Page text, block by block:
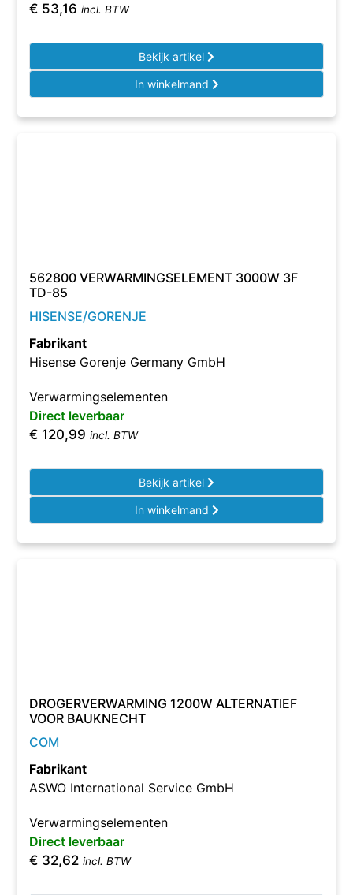
€ 53,16 incl. BTW
Bekijk artikel
In winkelmand
562800 VERWARMINGSELEMENT 3000W 3F
TD-85
HISENSE/GORENJE
Fabrikant
Hisense Gorenje Germany GmbH
Verwarmingselementen
Direct leverbaar
€ 120,99 incl. BTW
Bekijk artikel
In winkelmand
DROGERVERWARMING 1200W ALTERNATIEF
VOOR BAUKNECHT
COM
Fabrikant
ASWO International Service GmbH
Verwarmingselementen
Direct leverbaar
€ 32,62 incl. BTW